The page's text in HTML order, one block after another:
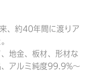
、約40年間に渡りア
地金、板材、形材な
、アルミ純度99.9%～